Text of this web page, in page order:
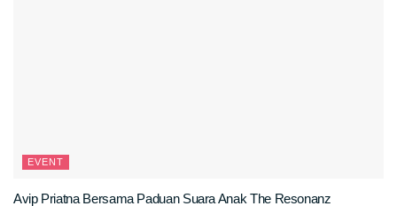
EVENT
Avip Priatna Bersama Paduan Suara Anak The Resonanz